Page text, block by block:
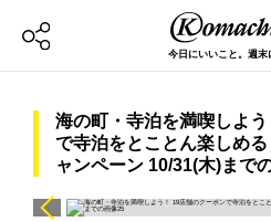
今日にいいこと。週末
海の町・寺泊を満喫しよ
で寺泊をとことん楽しめ
ャンペーン 10/31(木)まで